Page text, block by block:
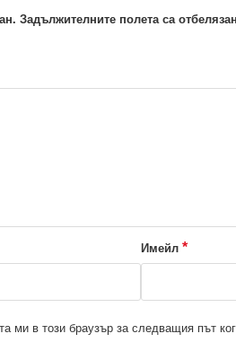
Задължителните полета са
Имейл *
ми в този браузър за следващия път